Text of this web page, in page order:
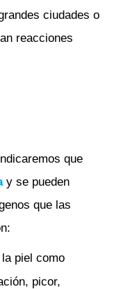
ciudades o
reacciones
que
y se pueden
que las
piel como
picor,